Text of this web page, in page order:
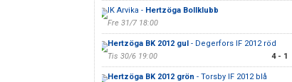
IK Arvika - Hertzöga Bollklubb
Fre 31/7 18:00
Hertzöga BK 2012 gul- Degerfors IF 2012 röd
Tis 30/6 19:00
4 - 1
Hertzöga BK 2012 grön - Torsby IF 2012 blå